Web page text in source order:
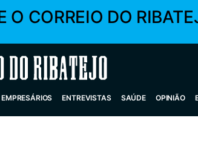
O CORREIO DO
ENTREVISTAS SAÚDE OPINIÃO